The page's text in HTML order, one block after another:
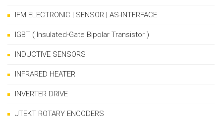
IFM ELECTRONIC | SENSOR | AS-INTERFACE
IGBT ( Insulated-Gate Bipolar Transistor )
INDUCTIVE SENSORS
INFRARED HEATER
INVERTER DRIVE
JTEKT ROTARY ENCODERS